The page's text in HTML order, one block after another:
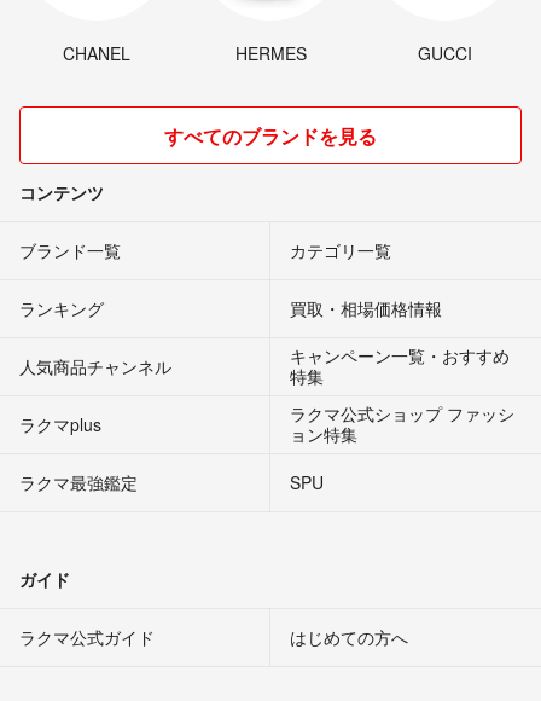
CHANEL HERMES GUCCI
すべてのブランドを見る
コンテンツ
ブランド一覧 カテゴリ一覧
ランキング 買取・相場価格情報
人気商品チャンネル
キャンペーン一覧・おすすめ
特集
ラクマplus
ラクマ公式ショップ ファッシ
ョン特集
ラクマ最強鑑定
SPU
ガイド
ラクマ公式ガイド はじめての方へ